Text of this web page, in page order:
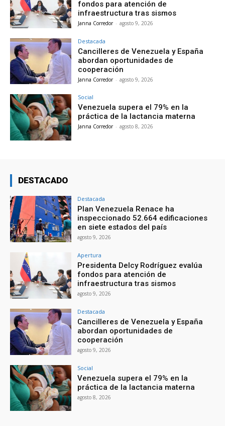
fondos para atención de
infraestructura tras sismos
Janna Corredor - agosto 9, 2026
Destacada
Cancilleres de Venezuela y España
abordan oportunidades de
cooperación
Janna Corredor - agosto 9, 2026
Social
Venezuela supera el 79% en la
práctica de la lactancia materna
Janna Corredor - agosto 8, 2026
DESTACADO
Destacada
Plan Venezuela Renace ha
inspeccionado 52.664 edificaciones
en siete estados del país
agosto 9, 2026
Apertura
Presidenta Delcy Rodríguez evalúa
fondos para atención de
infraestructura tras sismos
agosto 9, 2026
Destacada
Cancilleres de Venezuela y España
abordan oportunidades de
cooperación
agosto 9, 2026
Social
Venezuela supera el 79% en la
práctica de la lactancia materna
agosto 8, 2026